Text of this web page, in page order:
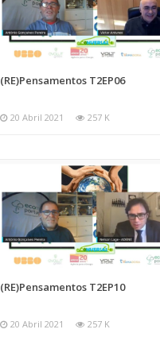
(RE)Pensamentos T2EP06
20 Abril 2021 257 K
(RE)Pensamentos T2EP10
20 Abril 2021 257 K